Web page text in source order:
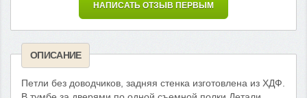
НАПИСАТЬ ОТЗЫВ ПЕРВЫМ
ОПИСАНИЕ
Петли без доводчиков, задняя стенка изготовлена из ХДФ.